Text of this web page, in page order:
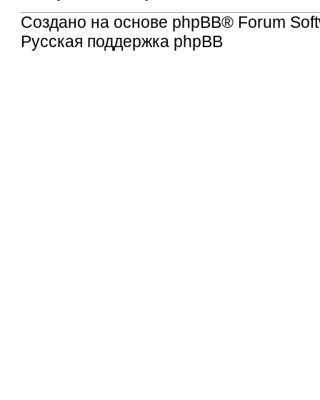
Создано на основе phpBB® Forum
Русская поддержка phpBB